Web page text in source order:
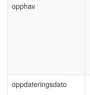
opphav
oppdateringsdato